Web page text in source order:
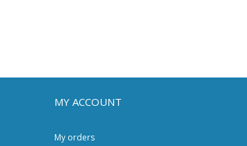
MY ACCOUNT
My orders